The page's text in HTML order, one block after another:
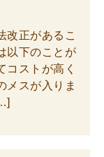
改正があるこ
以下のことが
コストが高く
メスが入りま